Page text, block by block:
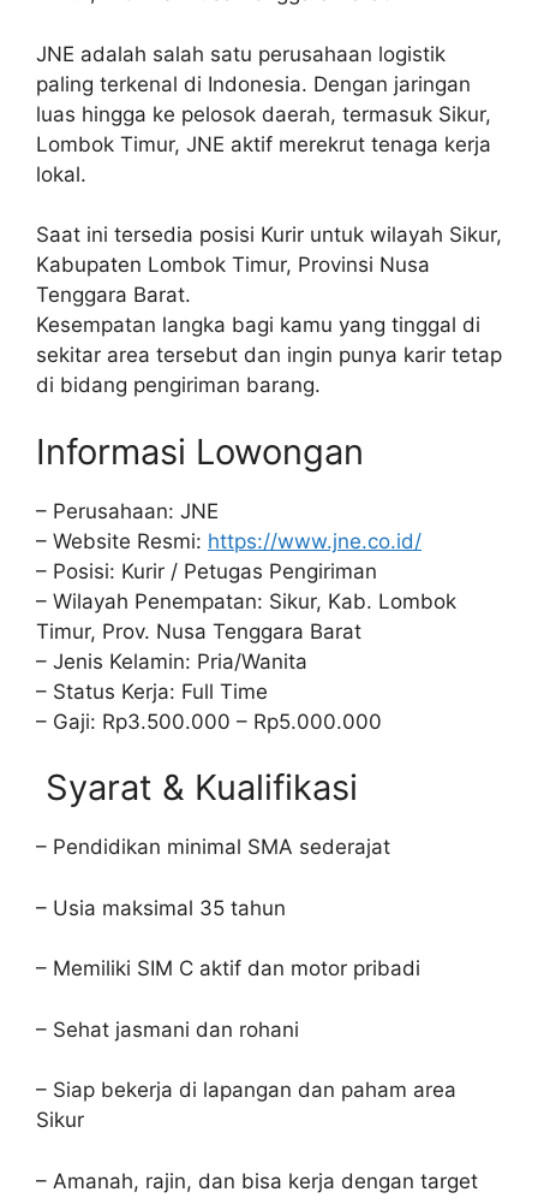
JNE adalah salah satu perusahaan logistik
paling terkenal di Indonesia. Dengan jaringan
luas hingga ke pelosok daerah, termasuk Sikur,
Lombok Timur, JNE aktif merekrut tenaga kerja
lokal.
Saat ini tersedia posisi Kurir untuk wilayah Sikur,
Kabupaten Lombok Timur, Provinsi Nusa
Tenggara Barat.
Kesempatan langka bagi kamu yang tinggal di
sekitar area tersebut dan ingin punya karir tetap
di bidang pengiriman barang.
Informasi Lowongan
– Perusahaan: JNE
– Website Resmi: https://www.jne.co.id/
– Posisi: Kurir / Petugas Pengiriman
– Wilayah Penempatan: Sikur, Kab. Lombok
Timur, Prov. Nusa Tenggara Barat
– Jenis Kelamin: Pria/Wanita
– Status Kerja: Full Time
– Gaji: Rp3.500.000 – Rp5.000.000
Syarat & Kualifikasi
– Pendidikan minimal SMA sederajat
– Usia maksimal 35 tahun
– Memiliki SIM C aktif dan motor pribadi
– Sehat jasmani dan rohani
– Siap bekerja di lapangan dan paham area
Sikur
– Amanah, rajin, dan bisa kerja dengan target